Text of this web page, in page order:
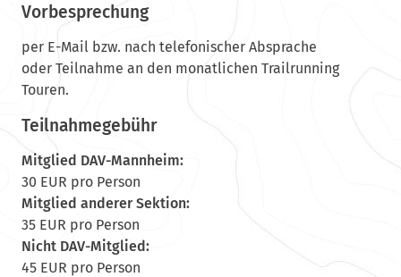
Vorbesprechung
per E-Mail bzw. nach telefonischer Absprache
oder Teilnahme an den monatlichen Trailrunning
Touren.
Teilnahmegebühr
Mitglied DAV-Mannheim:
30 EUR pro Person
Mitglied anderer Sektion:
35 EUR pro Person
Nicht DAV-Mitglied:
45 EUR pro Person